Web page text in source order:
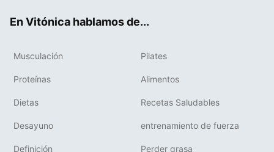
En Vitónica hablamos de...
Musculación Pilates
Proteínas Alimentos
Dietas Recetas Saludables
Desayuno entrenamiento de fuerza
Definición Perder grasa